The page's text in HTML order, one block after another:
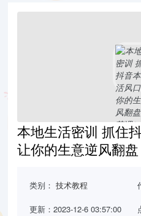
本地生活密训 抓住
让你的生意逆风翻盘
类别：技术教程
更新：2023-12-6 03:57:00